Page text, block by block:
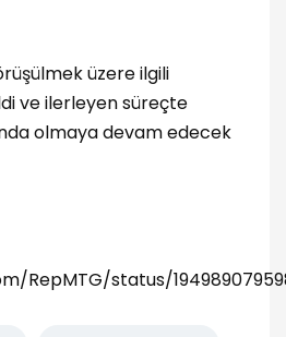
üzere ilgili
ve ilerleyen süreçte
olmaya devam edecek
RepMTG/status/